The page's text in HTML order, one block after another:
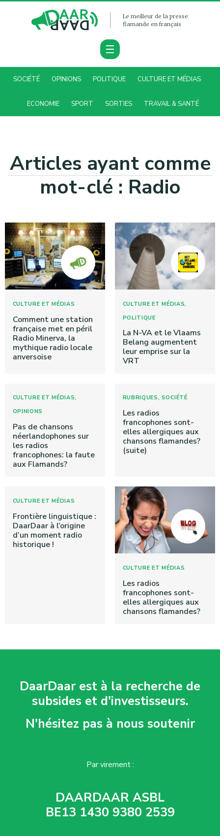
Le meilleur de la presse
flamande en français
SOCIÉTÉ OPINIONS POLITIQUE CULTURE ET MÉDIAS
ECONOMIE SPORT SORTIES TRAVAIL & SANTÉ
Articles ayant comme
mot-clé : Radio
CULTURE ET MÉDIAS
Comment une station
française met en péril
Radio Minerva, la
mythique radio locale
anversoise
CULTURE ET MÉDIAS,
POLITIQUE
La N-VA et le Vlaams
Belang augmentent
leur emprise sur la
VRT
CULTURE ET MÉDIAS,
OPINIONS
Pas de chansons
néerlandophones sur
les radios
francophones: la faute
aux Flamands?
RUBRIQUES, SOCIÉTÉ
Les radios
francophones sont-
elles allergiques aux
chansons flamandes?
(suite)
CULTURE ET MÉDIAS
Frontière linguistique :
DaarDaar à l’origine
d’un moment radio
historique !
CULTURE ET MÉDIAS
Les radios
francophones sont-
elles allergiques aux
chansons flamandes?
DaarDaar est à la recherche de
subsides et d'investisseurs.
N'hésitez pas à nous soutenir
Par virement :
DAARDAAR ASBL
BE13 1430 9380 2539